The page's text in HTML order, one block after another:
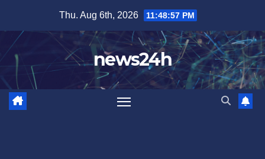
content
Thu. Aug 6th, 2026 11:48:59 PM
news24h